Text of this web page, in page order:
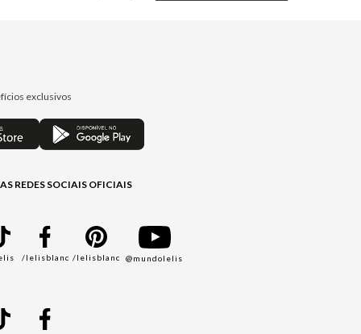
exclusivos
REDES SOCIAIS OFICIAIS
/lelisblanc /lelisblanc @mundolelis